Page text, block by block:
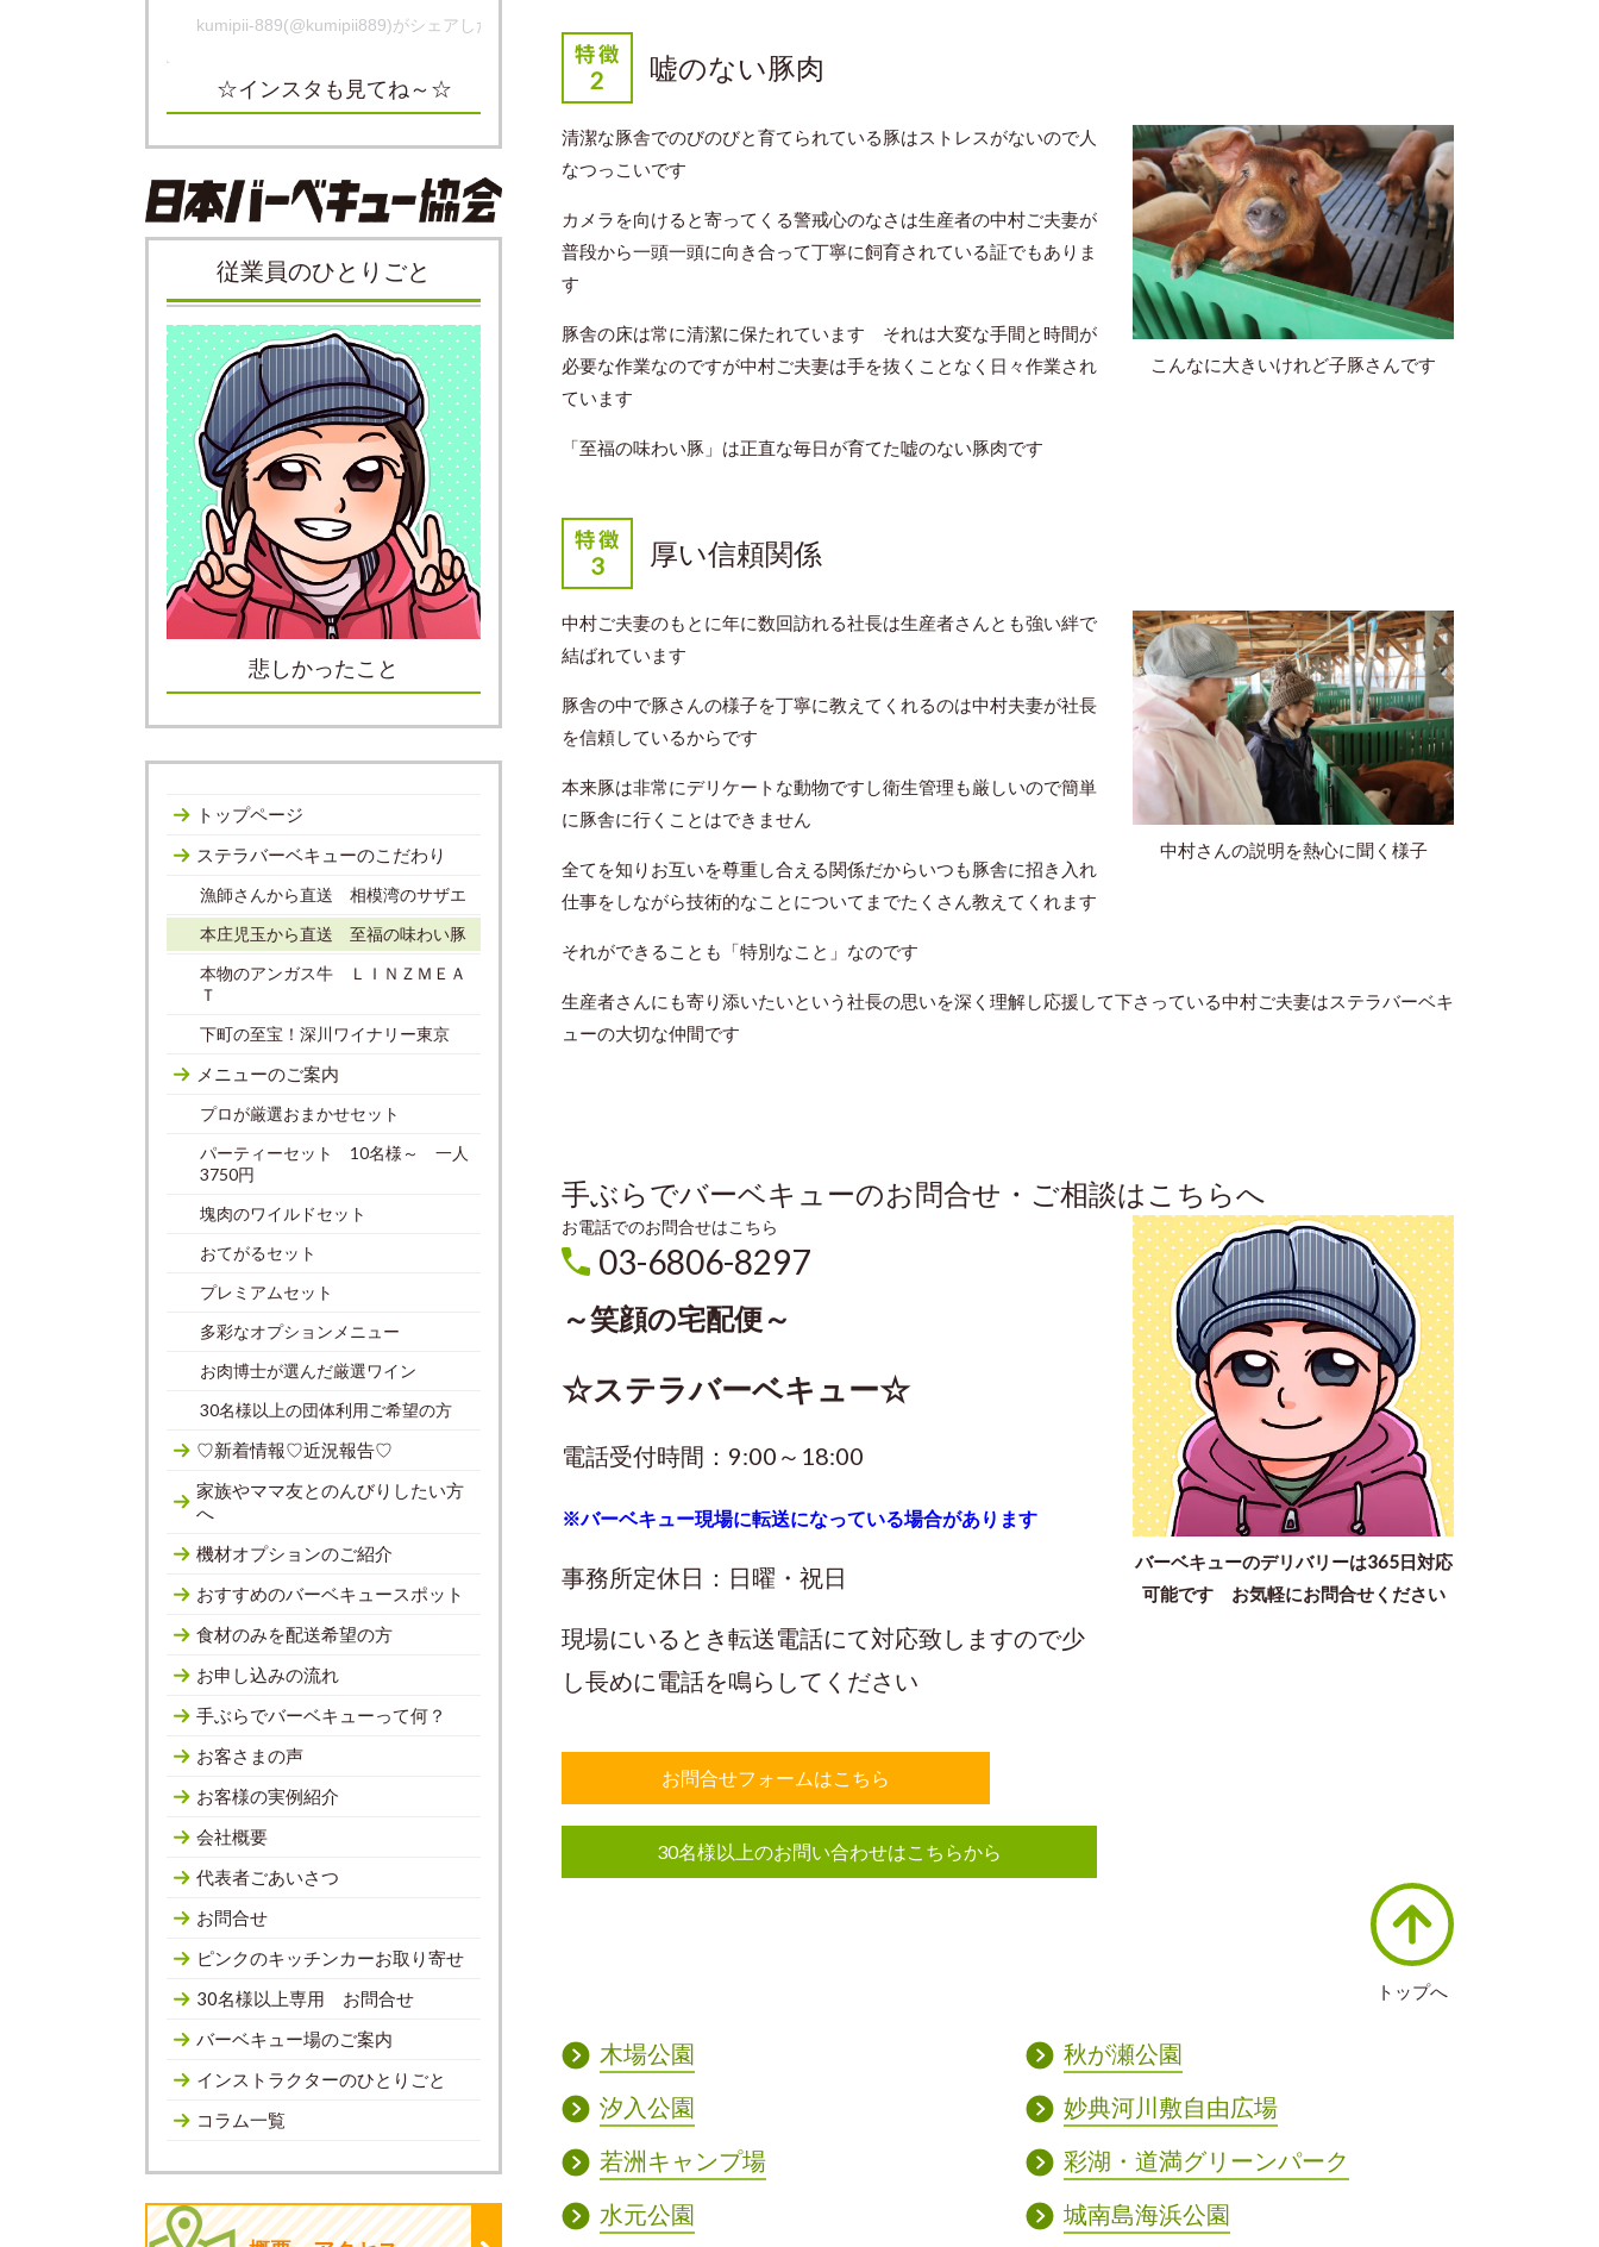
嘘のない豚肉
こんなに大きいけれど子豚さんです
清潔な豚舎でのびのびと育てられている豚はストレスがないので人
なつっこいです
カメラを向けると寄ってくる警戒心のなさは生産者の中村ご夫妻が
普段から一頭一頭に向き合って丁寧に飼育されている証でもありま
す
豚舎の床は常に清潔に保たれています それは大変な手間と時間が
必要な作業なのですが中村ご夫妻は手を抜くことなく日々作業され
ています
「至福の味わい豚」は正直な毎日が育てた嘘のない豚肉です
厚い信頼関係
中村さんの説明を熱心に聞く様子
中村ご夫妻のもとに年に数回訪れる社長は生産者さんとも強い絆で
結ばれています
豚舎の中で豚さんの様子を丁寧に教えてくれるのは中村夫妻が社長
を信頼しているからです
本来豚は非常にデリケートな動物ですし衛生管理も厳しいので簡単
に豚舎に行くことはできません
全てを知りお互いを尊重し合える関係だからいつも豚舎に招き入れ
仕事をしながら技術的なことについてまでたくさん教えてくれます
それができることも「特別なこと」なのです
生産者さんにも寄り添いたいという社長の思いを深く理解し応援して下さっている中村ご夫妻はステラバーベキ
ューの大切な仲間です
手ぶらでバーベキューのお問合せ・ご相談はこちらへ
バーベキューのデリバリーは365日対応
可能です お気軽にお問合せください
お電話でのお問合せはこちら
03-6806-8297
～笑顔の宅配便～
☆ステラバーベキュー☆
電話受付時間：9:00～18:00
※バーベキュー現場に転送になっている場合があります
事務所定休日：日曜・祝日
現場にいるとき転送電話にて対応致しますので少
し長めに電話を鳴らしてください
お問合せフォームはこちら
30名様以上のお問い合わせはこちらから
トップへ
木場公園
秋が瀬公園
汐入公園
妙典河川敷自由広場
若洲キャンプ場
彩湖・道満グリーンパーク
水元公園
城南島海浜公園
kumipii-889(@kumipii889)がシェアした投稿
☆インスタも見てね～☆
従業員のひとりごと
悲しかったこと
トップページ
ステラバーベキューのこだわり
漁師さんから直送 相模湾のサザエ
本庄児玉から直送 至福の味わい豚
本物のアンガス牛 ＬＩＮＺＭＥＡ
Ｔ
下町の至宝！深川ワイナリー東京
メニューのご案内
プロが厳選おまかせセット
パーティーセット 10名様～ 一人
3750円
塊肉のワイルドセット
おてがるセット
プレミアムセット
多彩なオプションメニュー
お肉博士が選んだ厳選ワイン
30名様以上の団体利用ご希望の方
♡新着情報♡近況報告♡
家族やママ友とのんびりしたい方
へ
機材オプションのご紹介
おすすめのバーベキュースポット
食材のみを配送希望の方
お申し込みの流れ
手ぶらでバーベキューって何？
お客さまの声
お客様の実例紹介
会社概要
代表者ごあいさつ
お問合せ
ピンクのキッチンカーお取り寄せ
30名様以上専用 お問合せ
バーベキュー場のご案内
インストラクターのひとりごと
コラム一覧